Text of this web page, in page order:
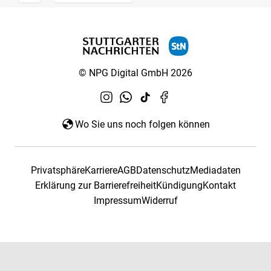
© NPG Digital GmbH 2026
Wo Sie uns noch folgen können
PrivatsphäreKarriereAGBDatenschutzMediadaten
Erklärung zur BarrierefreiheitKündigungKontakt
ImpressumWiderruf